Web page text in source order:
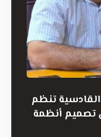
تنظم
تصميم أنظمة